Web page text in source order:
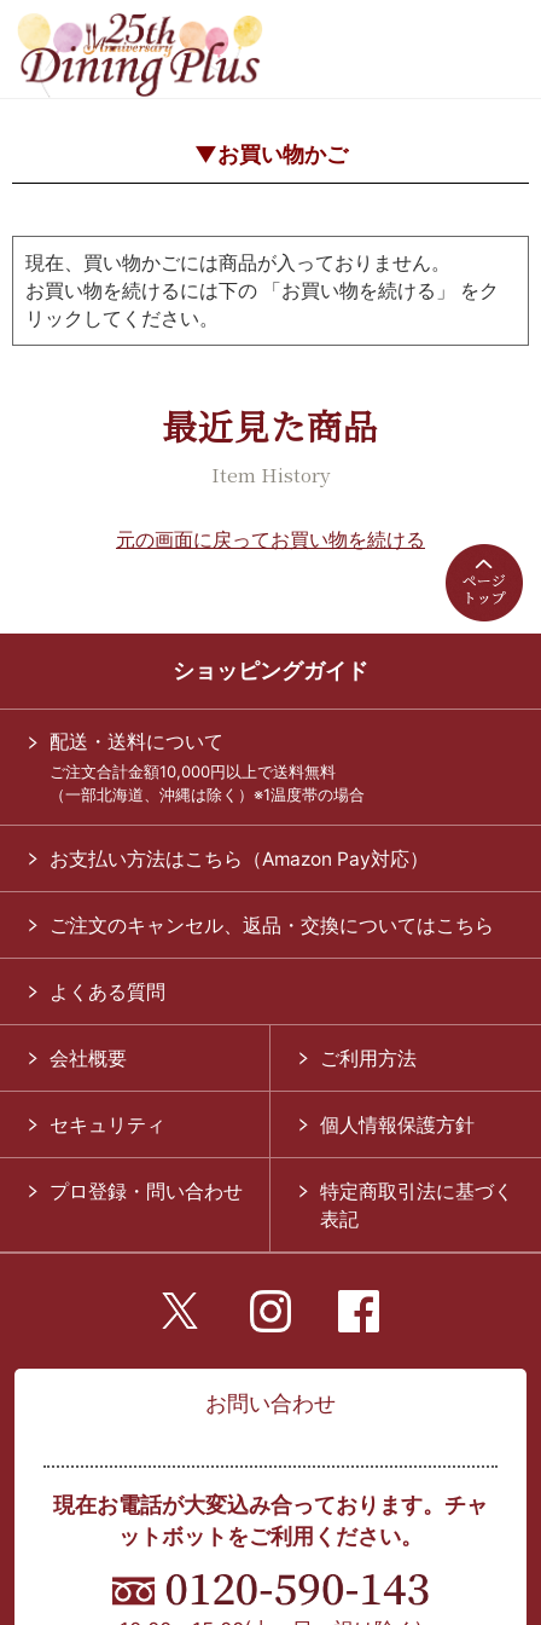
▼お買い物かご
現在、買い物かごには商品が入っておりません。
お買い物を続けるには下の 「お買い物を続ける」 をク
リックしてください。
最近見た商品
Item History
元の画面に戻ってお買い物を続ける
ショッピングガイド
配送・送料について
ご注文合計金額10,000円以上で送料無料
（一部北海道、沖縄は除く）※1温度帯の場合
お支払い方法はこちら（Amazon Pay対応）
ご注文のキャンセル、返品・交換についてはこちら
よくある質問
会社概要 ご利用方法
セキュリティ 個人情報保護方針
プロ登録・問い合わせ
特定商取引法に基づく
表記
お問い合わせ
現在お電話が大変込み合っております。チャ
ットボットをご利用ください。